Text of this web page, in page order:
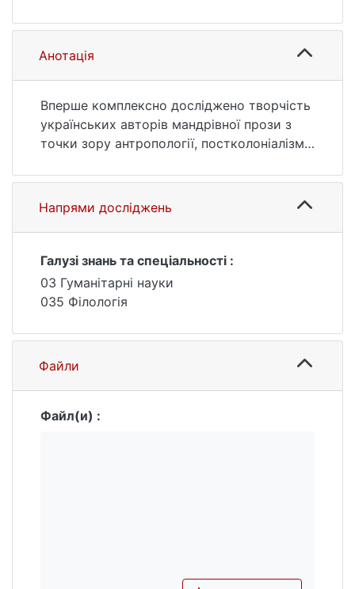
69 с. URL:
https://ir.library.knu.ua/handle/123456789/65
94 (дата звернення: 25.07.2026).
Анотація
Вперше комплексно досліджено творчість
українських авторів мандрівної прози з
точки зору антропології, постколоніалізму,
символістичне наповнення сучасного
українського тревелогу та нерозривність
розважальної та соціальної мети у ньому.
реалізації чорнобильської тематики у
подорожній літературі.
Напрями досліджень
Галузі знань та спеціальності :
03 Гуманітарні науки
035 Філологія
Файли
Файл(и) :